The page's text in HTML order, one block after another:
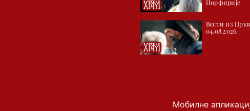
Порфирије
Вести из
04.08.2026.
Мобилне